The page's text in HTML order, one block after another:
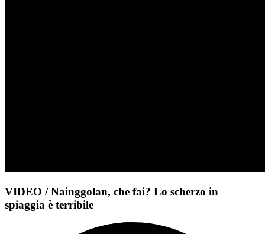
VIDEO / Nainggolan, che fai? Lo scherzo in
spiaggia è terribile